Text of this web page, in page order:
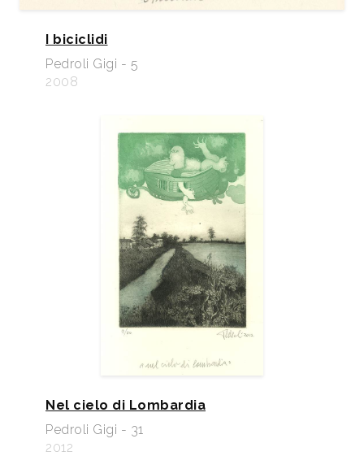
I biciclidi
Pedroli Gigi - 5
2008
Nel cielo di Lombardia
Pedroli Gigi - 31
2012